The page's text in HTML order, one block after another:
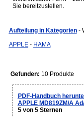
Sie bereitzustellen.
Aufteilung in Kategorien -
APPLE- HAMA
Gefunden: 10 Produkte
PDF-Handbuch
APPLE MD819ZM/A
5 von 5 Sternen